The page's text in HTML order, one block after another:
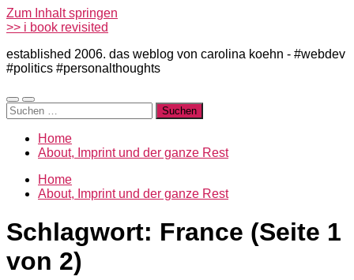
Zum Inhalt springen
>> i book revisited
established 2006. das weblog von carolina koehn - #webdev
#politics #personalthoughts
Mobile-
Menü
Suchfeld
ein-/ausblenden
Suchen
nach:
Home
About, Imprint und der ganze Rest
Home
About, Imprint und der ganze Rest
Schlagwort: France (Seite 1
von 2)